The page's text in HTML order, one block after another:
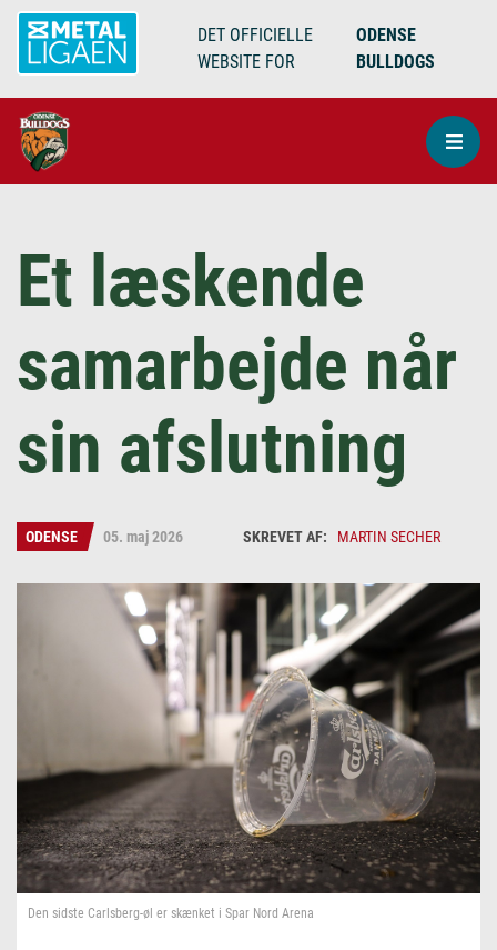
DET OFFICIELLE
WEBSITE FOR
ODENSE
BULLDOGS
Et læskende
samarbejde når
sin afslutning
ODENSE 05. maj 2026 MARTIN SECHER
Den sidste Carlsberg-øl er skænket i Spar Nord Arena